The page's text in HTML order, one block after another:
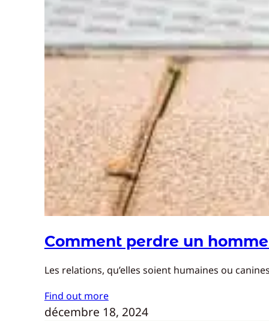
Comment perdre un
Les relations, qu’elles soient humaines ou
Find out more
décembre 18, 2024